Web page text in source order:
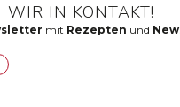
WIR IN KONTAKT!
mit Rezepten und